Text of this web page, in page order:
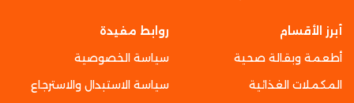
أبرز الأقسام
أطعمة وبقالة صحية
المكملات الغذائية
روابط مفيدة
سياسة الخصوصية
سياسة الاستبدال والاسترجاع